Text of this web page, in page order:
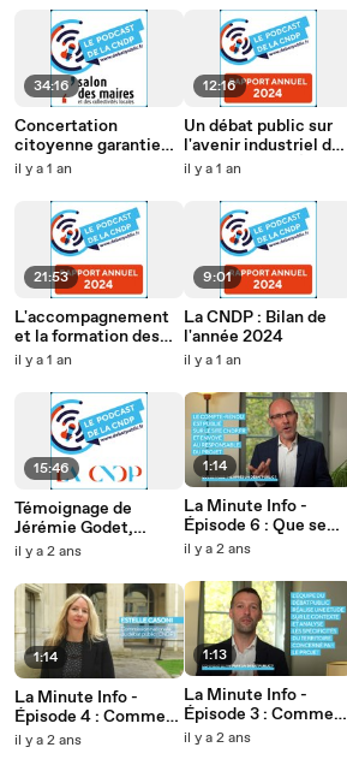
touchant mon
quotidien ?"
Consomag CNDP x
INC
34:16
Concertation
citoyenne garantie
par la CNDP : le cas
Toulouse-Mirail
il y a 1 an
21:53
L'accompagnement
et la formation des
garant.e.s au service
participation
il y a 1 an
15:46
Témoignage de
Jérémie Godet,
membre de la CNDP
il y a 2 ans
1:14
La Minute Info -
Épisode 4 : Comment
s'informer sur un
il y a 2 ans
nouveaux communs"
12:16
Un débat public sur
l'avenir industriel du
territoire Fos-Étang
il y a 1 an
9:01
La CNDP : Bilan de
l'année 2024
il y a 1 an
1:14
La Minute Info -
Épisode 6 : Que se
passe-t-il après un
il y a 2 ans
1:13
La Minute Info -
Épisode 3 : Comment
se prépare un débat
il y a 2 ans